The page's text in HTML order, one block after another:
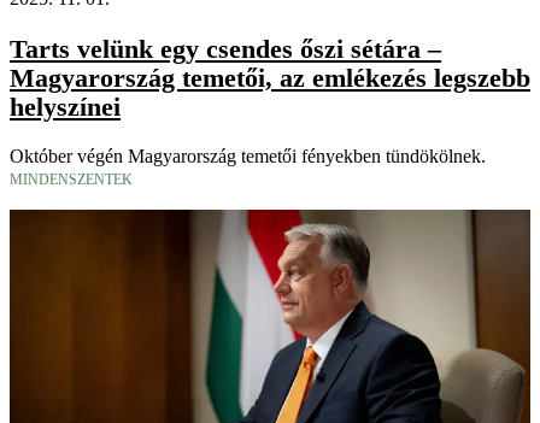
Tarts velünk egy csendes őszi sétára –
Magyarország temetői, az emlékezés legszebb
helyszínei
Október végén Magyarország temetői fényekben tündökölnek.
MINDENSZENTEK